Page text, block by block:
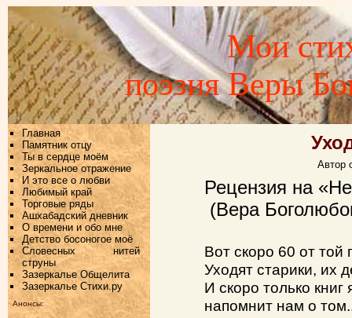
Мои
поэзия Веры
Главная
Памятник отцу
Ты в сердце моём
Зеркальное отражение
И это все о любви
Любимый край
Торговые ряды
Ашхабадский дневник
О времени и обо мне
Детство босоногое моё
Словесных нитей
струны
Зазеркалье Общелита
Зазеркалье Стихи.ру
Анонсы:
Автор
Рецензия на
(Вера
Вот скоро 60 от
Уходят старики, их
И скоро только
напомнит нам о